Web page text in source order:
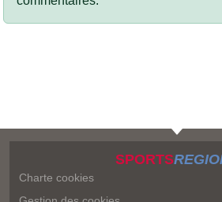
SPORTS
Charte cookies